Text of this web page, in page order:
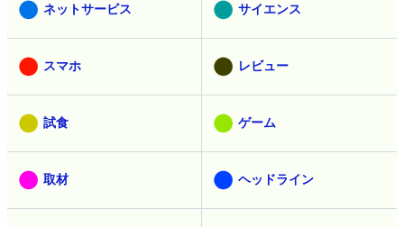
ネットサービス サイエンス
スマホ レビュー
試食 ゲーム
取材 ヘッドライン